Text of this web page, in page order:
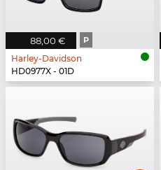
88,00 € P
Harley-Davidson
HD0977X - 01D